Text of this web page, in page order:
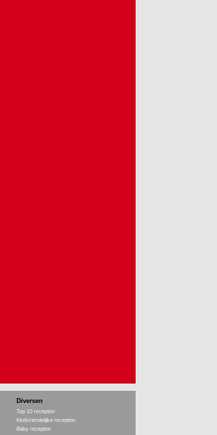
Diversen
Top 10 recepten
Kindvriendelijke recepten
Baby recepten